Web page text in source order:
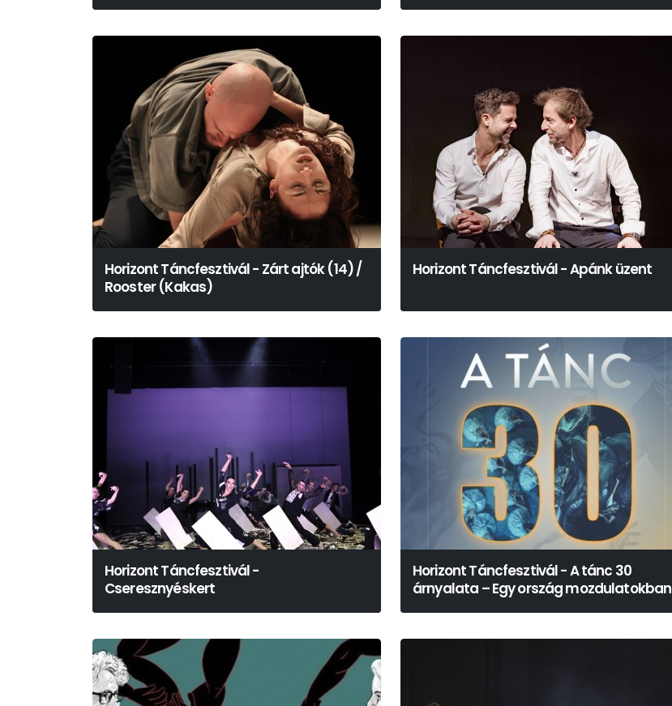
Horizont Táncfesztivál - Zárt ajtók (14) /
Rooster (Kakas)
Horizont Táncfesztivál - Apánk üzent
Horizont Táncfesztivál -
Cseresznyéskert
Horizont Táncfesztivál - A tánc 30
árnyalata – Egy ország mozdulatokban